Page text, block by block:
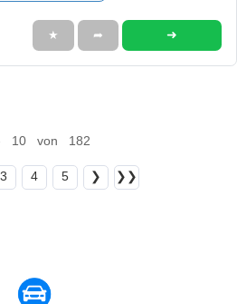
★ ➦ ➜
10 von 182
3 4 5 ❯ ❯❯